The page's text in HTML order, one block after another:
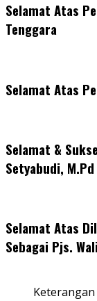
Selamat Atas
Tenggara
Selamat Atas
Selamat &
Setyabudi,
Selamat Atas
Sebagai Pjs.